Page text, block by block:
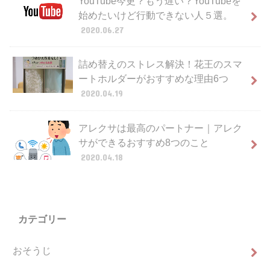
始めたいけど行動できない人５選。
2020.06.27
詰め替えのストレス解決！花王のスマ
ートホルダーがおすすめな理由6つ
2020.04.19
アレクサは最高のパートナー｜アレク
サができるおすすめ8つのこと
2020.04.18
カテゴリー
おそうじ